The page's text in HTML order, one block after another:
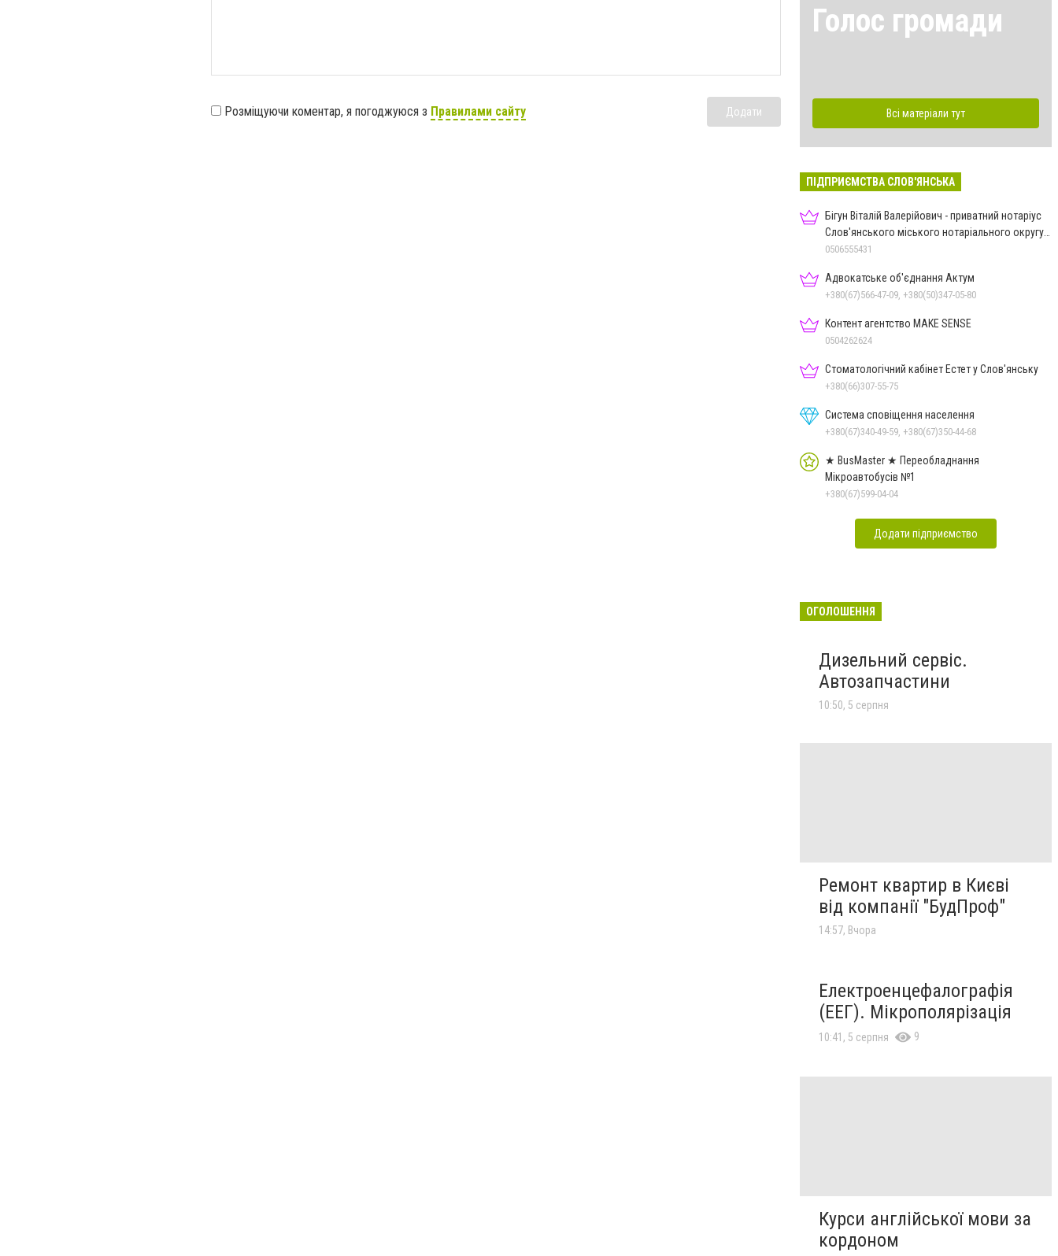
Розміщуючи коментар, я погоджуюся з Правилами сайту Додати
Голос громади
Всі матеріали тут
ПІДПРИЄМСТВА СЛОВ'ЯНСЬКА
Бігун Віталій Валерійович - приватний нотаріус
Слов'янського міського нотаріального округу
Дон.обл.
0506555431
Адвокатське об'єднання Актум
+380(67)566-47-09, +380(50)347-05-80
Контент агентство MAKE SENSE
0504262624
Стоматологічний кабінет Естет у Слов'янську
+380(66)307-55-75
Система сповіщення населення
+380(67)340-49-59, +380(67)350-44-68
★ BusMaster ★ Переобладнання
Мікроавтобусів №1
+380(67)599-04-04
Додати підприємство
ОГОЛОШЕННЯ
Дизельний сервіс.
Автозапчастини
10:50, 5 серпня
Ремонт квартир в Києві
від компанії "БудПроф"
14:57, Вчора
Електроенцефалографія
(ЕЕГ). Мікрополярізація
10:41, 5 серпня 9
Курси англійської мови за
кордоном